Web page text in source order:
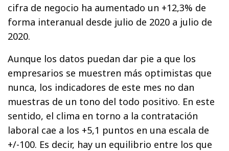
cifra de negocio ha aumentado un +12,3% de
forma interanual desde julio de 2020 a julio de
2020.
Aunque los datos puedan dar pie a que los
empresarios se muestren más optimistas que
nunca, los indicadores de este mes no dan
muestras de un tono del todo positivo. En este
sentido, el clima en torno a la contratación
laboral cae a los +5,1 puntos en una escala de
+/-100. Es decir, hay un equilibrio entre los que